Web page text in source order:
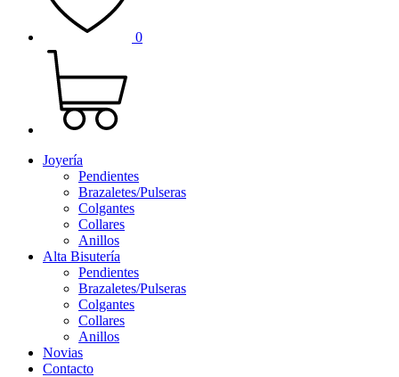
0
Joyería
Pendientes
Brazaletes/Pulseras
Colgantes
Collares
Anillos
Alta Bisutería
Pendientes
Brazaletes/Pulseras
Colgantes
Collares
Anillos
Novias
Contacto